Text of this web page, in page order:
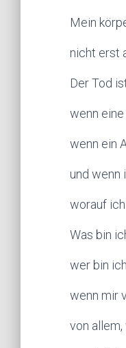
Mein
nicht erst
Der Tod
wenn
wenn ein
und wenn
worauf
Was bin
wer bin
wenn mir
von